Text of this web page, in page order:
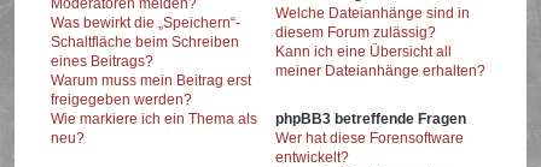
Moderatoren melden?
Was bewirkt die „Speichern“-
Schaltfläche beim Schreiben
eines Beitrags?
Warum muss mein Beitrag erst
freigegeben werden?
Wie markiere ich ein Thema als
neu?
Welche Dateianhänge sind in
diesem Forum zulässig?
Kann ich eine Übersicht all
meiner Dateianhänge erhalten?
phpBB3 betreffende Fragen
Wer hat diese Forensoftware
entwickelt?